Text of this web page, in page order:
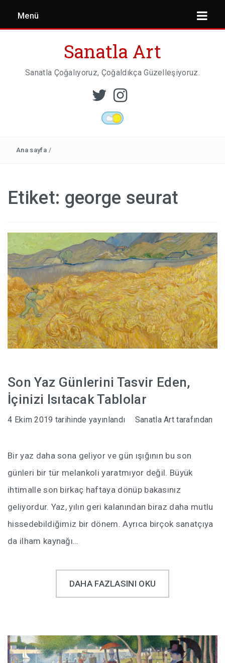
Menü
HABERLER
Sanatla Art
Sanatla Çoğalıyoruz, Çoğaldıkça Güzelleşiyoruz.
Ana sayfa /
Etiket: george seurat
Son Yaz Günlerini Tasvir Eden,
İçinizi Isıtacak Tablolar
4 Ekim 2019 tarihinde yayınlandı Sanatla Art tarafından
Bir yaz daha sona geliyor ve gün ışığının bu son
günleri bir tür melankoli yaratmıyor değil. Büyük
ihtimalle son birkaç haftaya dönüp bakasınız
geliyordur. Yaz, yılın geri kalanından biraz daha mutlu
hissedebildiğimiz bir dönem. Ayrıca birçok sanatçıya
da ilham kaynağı…
DAHA FAZLASINI OKU